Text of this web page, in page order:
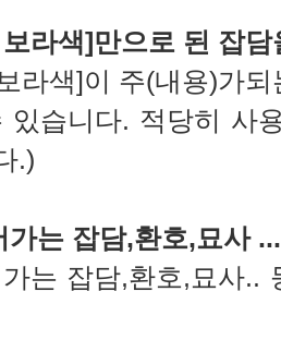
라색]만으로 된 잡
라색]이 주(내용)가
습니다. 적당히 사
.)
가는 잡담,환호,묘사
는 잡담,환호,묘사..